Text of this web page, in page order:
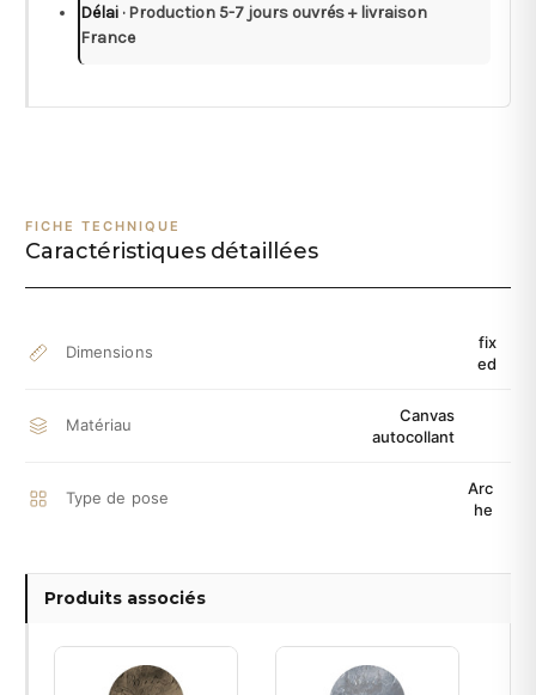
Délai · Production 5-7 jours ouvrés + livraison
France
FICHE TECHNIQUE
Caractéristiques détaillées
Dimensions
fix
ed
Matériau
Canvas
autocollant
Type de pose
Arc
he
Produits associés